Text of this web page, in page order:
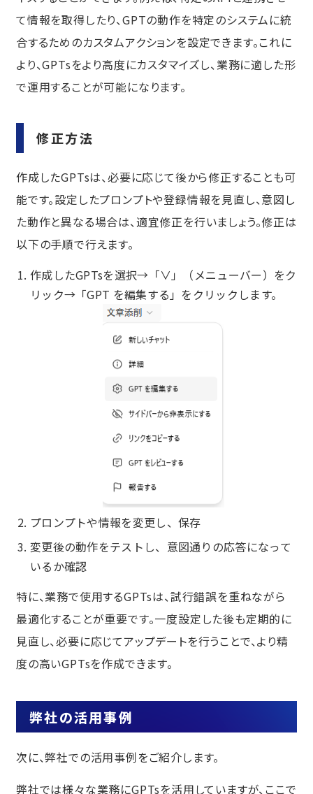
て情報を取得したり、GPTの動作を特定のシステムに統
合するためのカスタムアクションを設定できます。これに
より、GPTsをより高度にカスタマイズし、業務に適した形
で運用することが可能になります。
修正方法
作成したGPTsは、必要に応じて後から修正することも可
能です。設定したプロンプトや登録情報を見直し、意図し
た動作と異なる場合は、適宜修正を行いましょう。修正は
以下の手順で行えます。
作成したGPTsを選択→「∨」（メニューバー）をク
リック→「GPT を編集する」をクリックします。
プロンプトや情報を変更し、保存
変更後の動作をテストし、意図通りの応答になって
いるか確認
特に、業務で使用するGPTsは、試行錯誤を重ねながら
最適化することが重要です。一度設定した後も定期的に
見直し、必要に応じてアップデートを行うことで、より精
度の高いGPTsを作成できます。
弊社の活用事例
次に、弊社での活用事例をご紹介します。
弊社では様々な業務にGPTsを活用していますが、ここで